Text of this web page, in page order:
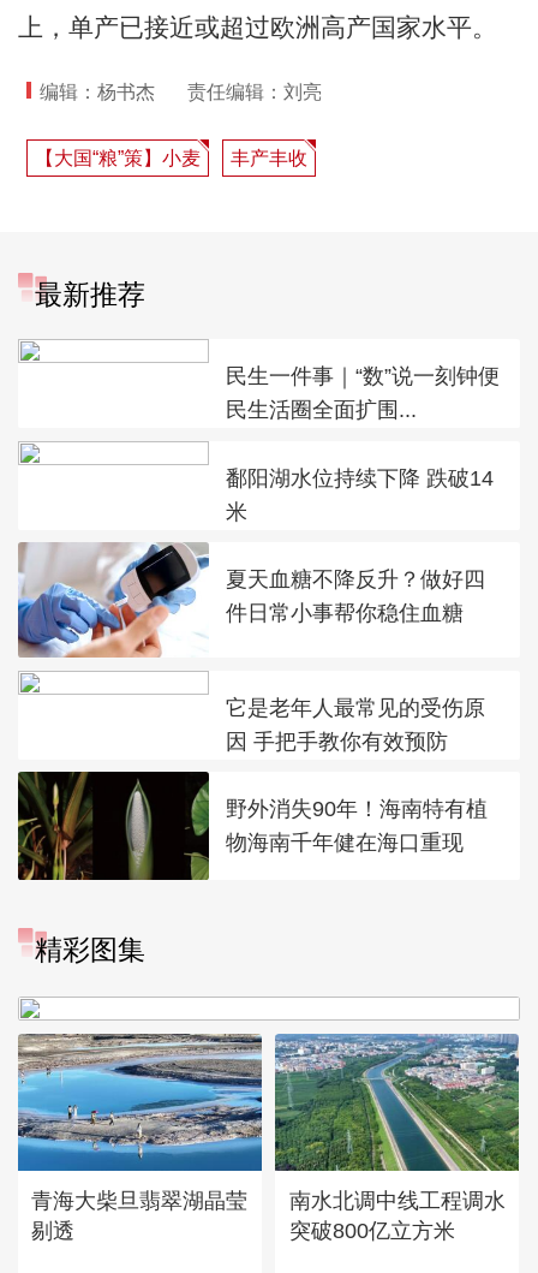
上，单产已接近或超过欧洲高产国家水平。
编辑：杨书杰 责任编辑：刘亮
【大国“粮”策】小麦 丰产丰收
最新推荐
民生一件事｜“数”说一刻钟便
民生活圈全面扩围...
鄱阳湖水位持续下降 跌破14
米
夏天血糖不降反升？做好四
件日常小事帮你稳住血糖
它是老年人最常见的受伤原
因 手把手教你有效预防
野外消失90年！海南特有植
物海南千年健在海口重现
精彩图集
“大地指纹”奏响夏夜文旅乐
青海大柴旦翡翠湖晶莹
剔透
南水北调中线工程调水
突破800亿立方米